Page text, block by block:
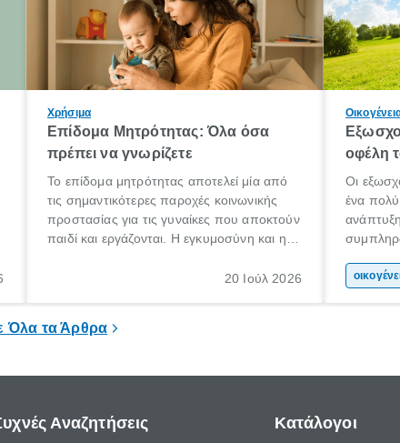
Χρήσιμα
Επίδομα Μητρότητας: Όλα όσα
πρέπει να γνωρίζετε
Το επίδομα μητρότητας αποτελεί μία από
τις σημαντικότερες παροχές κοινωνικής
προστασίας για τις γυναίκες που αποκτούν
παιδί και εργάζονται. Η εγκυμοσύνη και η
σημαντική περίοδος στη ζωή κάθε20 Ιούλ 2026
οφέλη
Οι
ένα πολύ
της
Όλα τα Άρθρα
Αναζητήσεις Κατάλογοι